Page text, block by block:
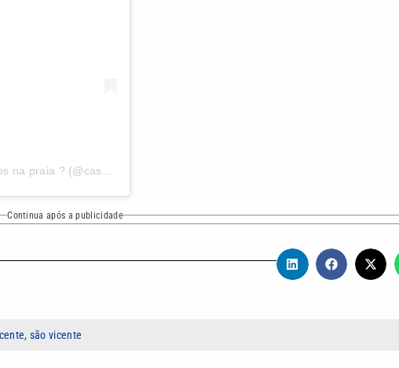
Uma publicação compartilhada por Niege | Casamentos na praia ? (@casamentopenaareia)
Continua após a publicidade
, são vicente